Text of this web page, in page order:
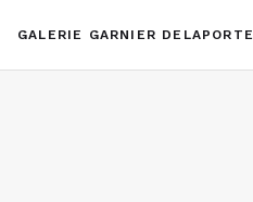
GALERIE GARNIER DELAPORTE